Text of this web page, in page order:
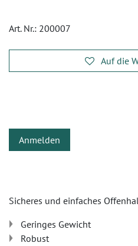
Art. Nr.: 200007
Auf die
Anmelden
Sicheres und einfaches
Geringes Gewicht
Robust